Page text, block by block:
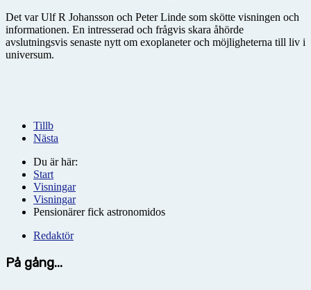
Det var Ulf R Johansson och Peter Linde som skötte visningen och
informationen. En intresserad och frågvis skara åhörde
avslutningsvis senaste nytt om exoplaneter och möjligheterna till liv i
universum.
Tillb
Nästa
Du är här:
Start
Visningar
Visningar
Pensionärer fick astronomidos
Redaktör
På gång...